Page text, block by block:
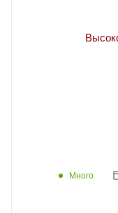
Много